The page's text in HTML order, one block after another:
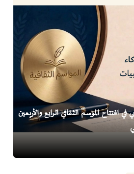
افتتاح الموسم الثقافي الرابع والأربعين